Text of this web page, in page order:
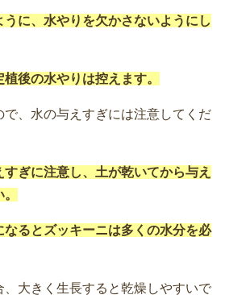
に、水やりを欠かさないようにし
後の水やりは控えます。
、水の与えすぎには注意してくだ
ぎに注意し、土が乾いてから与え
なるとズッキーニは多くの水分を必
、大きく生長すると乾燥しやすいで